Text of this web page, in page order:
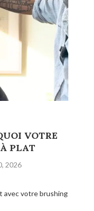
VOTRE
PLAT
2026
avec votre brushing